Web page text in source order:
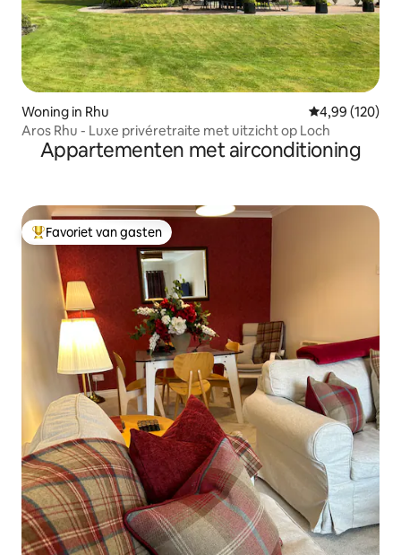
Woning in Rhu Gemiddelde
4,99 (120)
Aros Rhu - Luxe privéretraite met uitzicht op Loch
Appartementen met airconditioning
Topfavoriet van gasten
Favoriet van gasten